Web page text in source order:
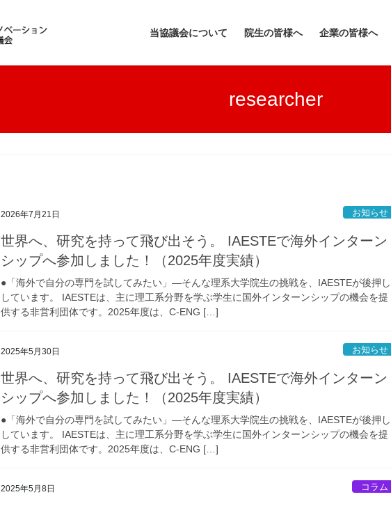
当協議会について 院生の皆様へ 企業の皆様へ
researcher
2026年7月21日 お知らせ
世界へ、研究を持って飛び出そう。 IAESTEで海外インターン
シップへ参加しました！（2025年度実績）
●「海外で自分の専門を試してみたい」—そんな理系大学院生の挑戦を、IAESTEが後押し
しています。 IAESTEは、主に理工系分野を学ぶ学生に国外インターンシップの機会を提
供する非営利団体です。2025年度は、C-ENG […]
2025年5月30日 お知らせ
世界へ、研究を持って飛び出そう。 IAESTEで海外インターン
シップへ参加しました！（2025年度実績）
●「海外で自分の専門を試してみたい」—そんな理系大学院生の挑戦を、IAESTEが後押し
しています。 IAESTEは、主に理工系分野を学ぶ学生に国外インターンシップの機会を提
供する非営利団体です。2025年度は、C-ENG […]
2025年5月8日 コラム